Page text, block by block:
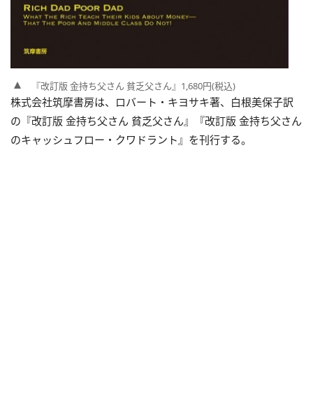
『改訂版 金持ち父さん 貧乏父さん』1,680円(税込)
株式会社筑摩書房は、ロバート・キヨサキ著、白根美保子訳
の『改訂版 金持ち父さん 貧乏父さん』『改訂版 金持ち父さん
のキャッシュフロー・クワドラント』を刊行する。